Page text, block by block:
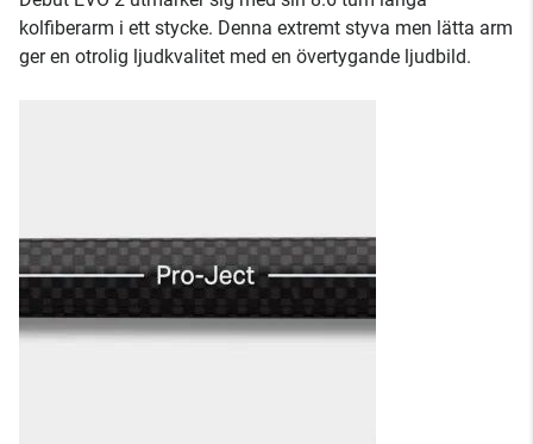
kolfiberarm i ett stycke. Denna extremt styva men lätta arm
ger en otrolig ljudkvalitet med en övertygande ljudbild.